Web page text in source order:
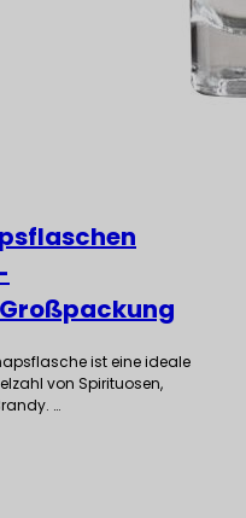
ist eine ideale
von Spirituosen,
…